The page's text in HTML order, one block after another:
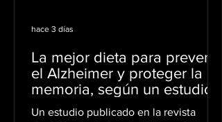
La mejor dieta para prevenir
el Alzheimer y proteger la
memoria, según un estudio
científico
Un estudio publicado en la revista
hace 3 días